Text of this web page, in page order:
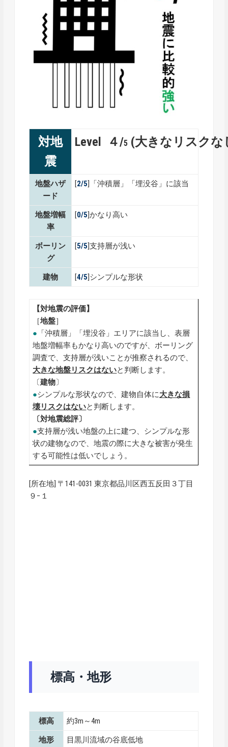
対地
震
Level ４/5 (大きなリスクな
地盤ハザ
ード
[2/5]「沖積層」「埋没谷」に該当
地盤増幅
率
[0/5]かなり高い
ボーリン
グ
[5/5]支持層が浅い
建物 [4/5]シンプルな形状
【対地震の評価】
［地盤］
● 「沖積層」「埋没谷」エリアに該当し、表層
地盤増幅率もかなり高いのですが、ボーリング
調査で、支持層が浅いことが推察されるので、
大きな地盤リスクはないと判断します。
〔建物〕
●シンプルな形状なので、建物自体に大きな損
壊リスクはないと判断します。
〔対地震総評〕
●支持層が浅い地盤の上に建つ、シンプルな形
状の建物なので、地震の際に大きな被害が発生
する可能性は低いでしょう。
[所在地] 〒141-0031 東京都品川区西五反田３丁目
９−１
標高・地形
標高 約3m～4m
地形 目黒川流域の谷底低地